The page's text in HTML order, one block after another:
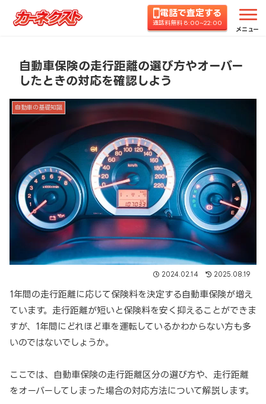
電話で査定する
通話料無料 8:00~22:00
メニュー
ホーム コラムTOP 自動車の基礎知識 自動車
自動車保険の走行距離の選び方やオーバー
したときの対応を確認しよう
自動車の基礎知識
2024.02.14 2025.08.19
1年間の走行距離に応じて保険料を決定する自動車保険が増え
ています。走行距離が短いと保険料を安く抑えることができま
すが、1年間にどれほど車を運転しているかわからない方も多
いのではないでしょうか。
ここでは、自動車保険の走行距離区分の選び方や、走行距離
をオーバーしてしまった場合の対応方法について解説します。